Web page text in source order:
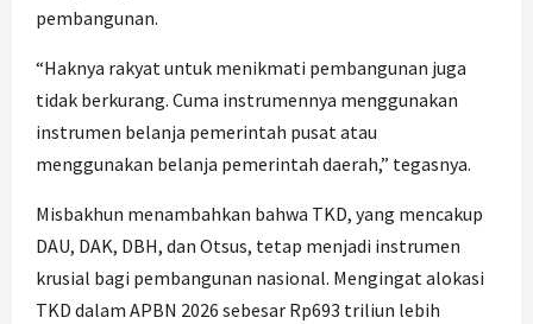
pembangunan.
“Haknya rakyat untuk menikmati pembangunan juga
tidak berkurang. Cuma instrumennya menggunakan
instrumen belanja pemerintah pusat atau
menggunakan belanja pemerintah daerah,” tegasnya.
Misbakhun menambahkan bahwa TKD, yang mencakup
DAU, DAK, DBH, dan Otsus, tetap menjadi instrumen
krusial bagi pembangunan nasional. Mengingat alokasi
TKD dalam APBN 2026 sebesar Rp693 triliun lebih